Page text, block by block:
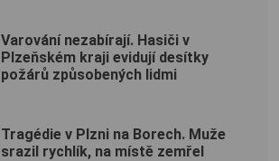
Varování nezabírají. Hasiči v
Plzeňském kraji evidují desítky
požárů způsobených lidmi
Tragédie v Plzni na Borech. Muže
srazil rychlík, na místě zemřel